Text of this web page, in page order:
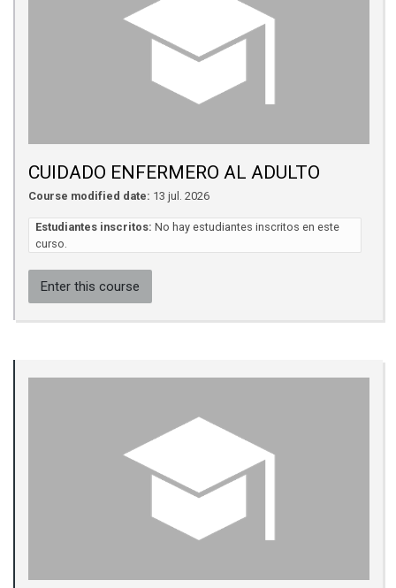
CUIDADO ENFERMERO AL ADULTO
Course modified date: 13 jul. 2026
Estudiantes inscritos: No hay estudiantes inscritos en este
curso.
Enter this course